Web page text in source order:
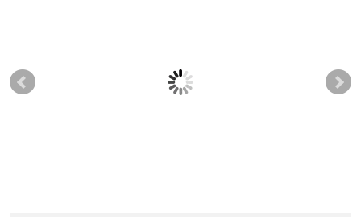
2022年1月15日(土),16
2023年8月26日(土),27